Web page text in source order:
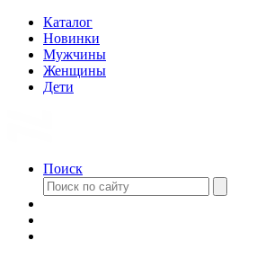
Каталог
Новинки
Мужчины
Женщины
Дети
Поиск